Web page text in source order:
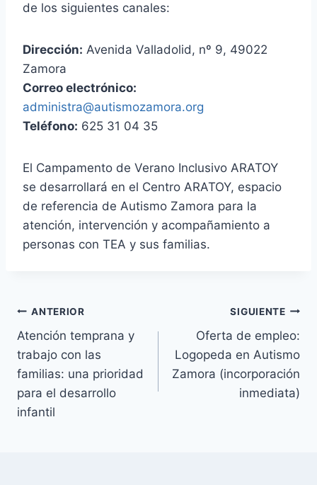
de los siguientes canales:
Dirección: Avenida Valladolid, nº 9, 49022
Zamora
Correo electrónico:
administra@autismozamora.org
Teléfono: 625 31 04 35
El Campamento de Verano Inclusivo ARATOY
se desarrollará en el Centro ARATOY, espacio
de referencia de Autismo Zamora para la
atención, intervención y acompañamiento a
personas con TEA y sus familias.
Navegación
de
entradas
ANTERIOR
Atención temprana y
trabajo con las
familias: una prioridad
para el desarrollo
infantil
SIGUIENTE
Oferta de empleo:
Logopeda en Autismo
Zamora (incorporación
inmediata)